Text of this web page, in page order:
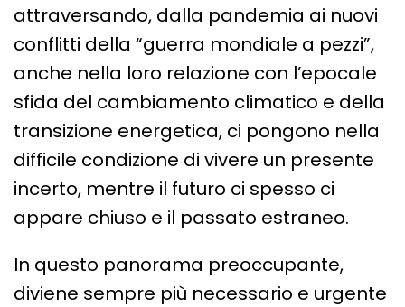
attraversando, dalla pandemia ai nuovi
conflitti della “guerra mondiale a pezzi”,
anche nella loro relazione con l’epocale
sfida del cambiamento climatico e della
transizione energetica, ci pongono nella
difficile condizione di vivere un presente
incerto, mentre il futuro ci spesso ci
appare chiuso e il passato estraneo.
In questo panorama preoccupante,
diviene sempre più necessario e urgente